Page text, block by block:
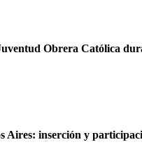
Obrera Católica
Aires: inserción y